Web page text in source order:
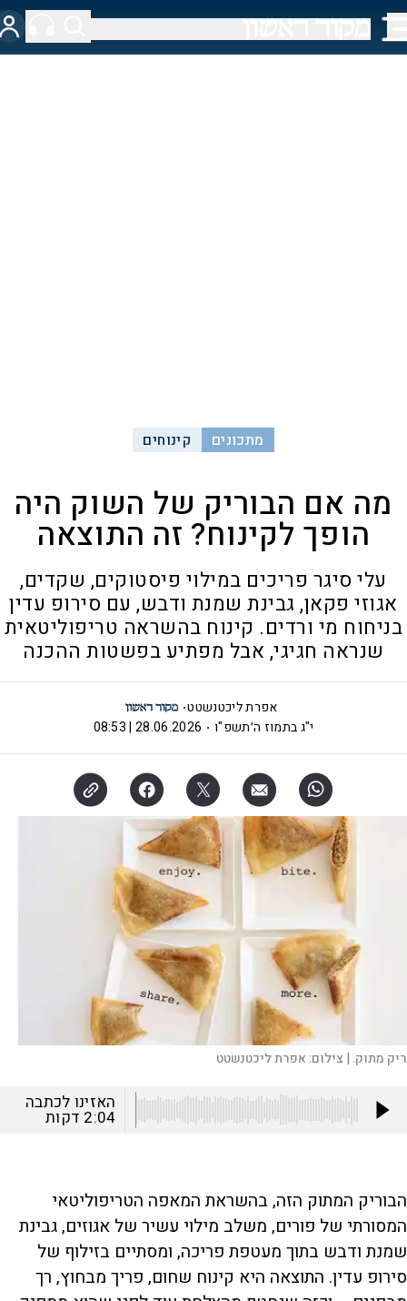
מתכונים קינוחים
מה אם הבוריק של השוק היה
הופך לקינוח? זה התוצאה
עלי סיגר פריכים במילוי פיסטוקים, שקדים,
אגוזי פקאן, גבינת שמנת ודבש, עם סירופ עדין
בניחוח מי ורדים. קינוח בהשראה טריפוליטאית
שנראה חגיגי, אבל מפתיע בפשטות ההכנה
אפרת ליכטנשטט
י"ג בתמוז ה׳תשפ"ו
28.06.2026 | 08:53
מתוק. | צילום:אפרת ליכטנשטט
האזינו לכתבה
2:04 דקות
הבוריק המתוק הזה, בהשראת המאפה הטריפוליטאי
המסורתי של פורים, משלב מילוי עשיר של אגוזים, גבינת
שמנת ודבש בתוך מעטפת פריכה, ומסתיים בזילוף של
סירופ עדין. התוצאה היא קינוח שחום, פריך מבחוץ, רך